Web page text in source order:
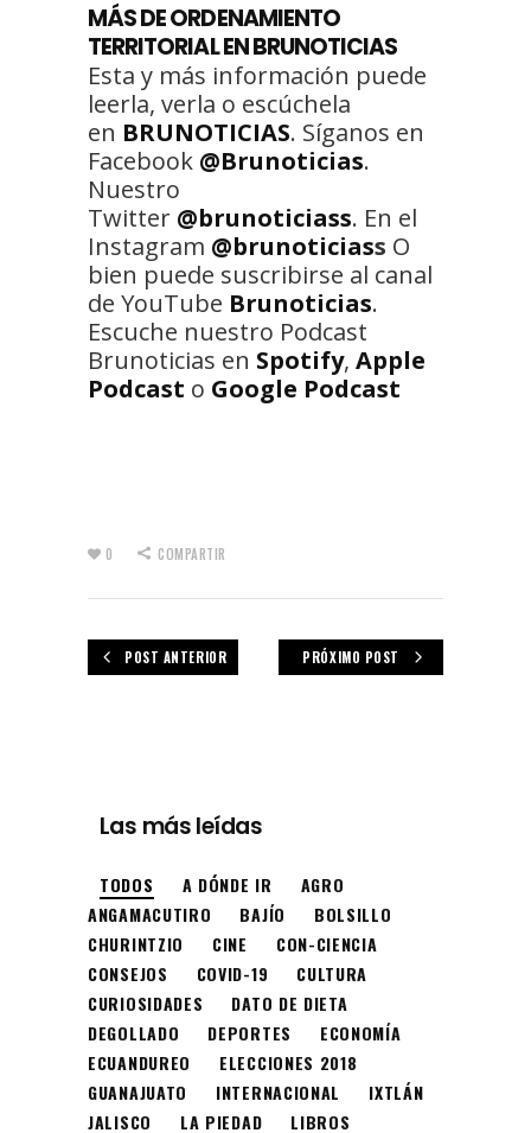
MÁS DE ORDENAMIENTO
TERRITORIAL EN BRUNOTICIAS
Esta y más información puede
leerla, verla o escúchela
en BRUNOTICIAS. Síganos en
Facebook @Brunoticias.
Nuestro
Twitter @brunoticiass. En el
Instagram @brunoticiass O
bien puede suscribirse al canal
de YouTube Brunoticias.
Escuche nuestro Podcast
Brunoticias en Spotify, Apple
Podcast o Google Podcast
0 COMPARTIR
POST ANTERIOR PRÓXIMO POST
Las más leídas
TODOS A DÓNDE IR
AGRO
ANGAMACUTIRO
BAJÍO
BOLSILLO
CHURINTZIO
CINE
CON-CIENCIA
CONSEJOS
COVID-19
CULTURA
CURIOSIDADES
DATO DE DIETA
DEGOLLADO
DEPORTES
ECONOMÍA
ECUANDUREO
ELECCIONES 2018
GUANAJUATO
INTERNACIONAL
IXTLÁN
JALISCO
LA PIEDAD LIBROS